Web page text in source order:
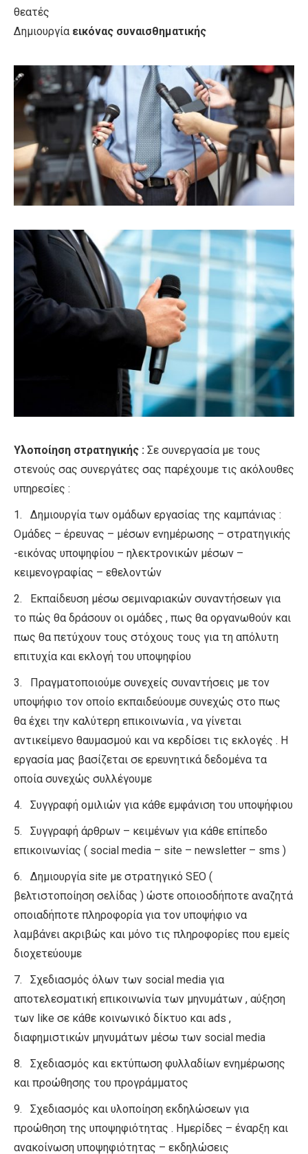
θεατές
Δημιουργία εικόνας συναισθηματικής
Υλοποίηση στρατηγικής : Σε συνεργασία με τους
στενούς σας συνεργάτες σας παρέχουμε τις ακόλουθες
υπηρεσίες :
1. Δημιουργία των ομάδων εργασίας της καμπάνιας :
Ομάδες – έρευνας – μέσων ενημέρωσης – στρατηγικής
-εικόνας υποψηφίου – ηλεκτρονικών μέσων –
κειμενογραφίας – εθελοντών
2. Εκπαίδευση μέσω σεμιναριακών συναντήσεων για
το πώς θα δράσουν οι ομάδες , πως θα οργανωθούν και
πως θα πετύχουν τους στόχους τους για τη απόλυτη
επιτυχία και εκλογή του υποψηφίου
3. Πραγματοποιούμε συνεχείς συναντήσεις με τον
υποψήφιο τον οποίο εκπαιδεύουμε συνεχώς στο πως
θα έχει την καλύτερη επικοινωνία , να γίνεται
αντικείμενο θαυμασμού και να κερδίσει τις εκλογές . Η
εργασία μας βασίζεται σε ερευνητικά δεδομένα τα
οποία συνεχώς συλλέγουμε
4. Συγγραφή ομιλιών για κάθε εμφάνιση του υποψήφιου
5. Συγγραφή άρθρων – κειμένων για κάθε επίπεδο
επικοινωνίας ( social media – site – newsletter – sms )
6. Δημιουργία site με στρατηγικό SEO (
βελτιστοποίηση σελίδας ) ώστε οποιοσδήποτε αναζητά
οποιαδήποτε πληροφορία για τον υποψήφιο να
λαμβάνει ακριβώς και μόνο τις πληροφορίες που εμείς
διοχετεύουμε
7. Σχεδιασμός όλων των social media για
αποτελεσματική επικοινωνία των μηνυμάτων , αύξηση
των like σε κάθε κοινωνικό δίκτυο και ads ,
διαφημιστικών μηνυμάτων μέσω των social media
8. Σχεδιασμός και εκτύπωση φυλλαδίων ενημέρωσης
και προώθησης του προγράμματος
9. Σχεδιασμός και υλοποίηση εκδηλώσεων για
προώθηση της υποψηφιότητας . Ημερίδες – έναρξη και
ανακοίνωση υποψηφιότητας – εκδηλώσεις